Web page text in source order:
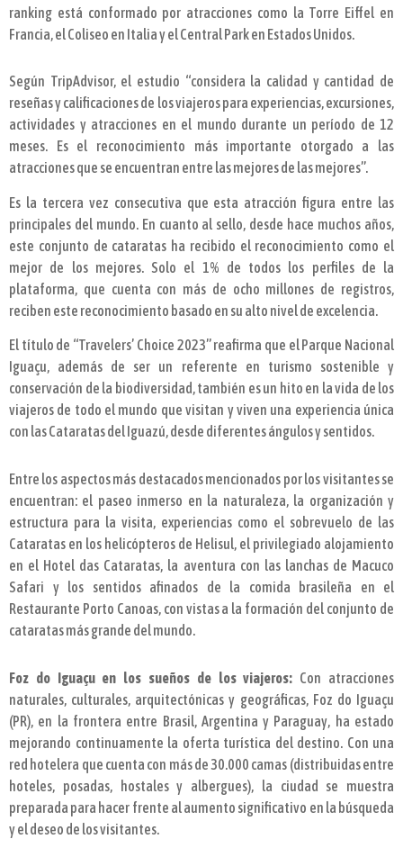
ranking está conformado por atracciones como la Torre Eiffel en
Francia, el Coliseo en Italia y el Central Park en Estados Unidos.
Según TripAdvisor, el estudio “considera la calidad y cantidad de
reseñas y calificaciones de los viajeros para experiencias, excursiones,
actividades y atracciones en el mundo durante un período de 12
meses. Es el reconocimiento más importante otorgado a las
atracciones que se encuentran entre las mejores de las mejores”.
Es la tercera vez consecutiva que esta atracción figura entre las
principales del mundo. En cuanto al sello, desde hace muchos años,
este conjunto de cataratas ha recibido el reconocimiento como el
mejor de los mejores. Solo el 1% de todos los perfiles de la
plataforma, que cuenta con más de ocho millones de registros,
reciben este reconocimiento basado en su alto nivel de excelencia.
El título de “Travelers’ Choice 2023” reafirma que el Parque Nacional
Iguaçu, además de ser un referente en turismo sostenible y
conservación de la biodiversidad, también es un hito en la vida de los
viajeros de todo el mundo que visitan y viven una experiencia única
con las Cataratas del Iguazú, desde diferentes ángulos y sentidos.
Entre los aspectos más destacados mencionados por los visitantes se
encuentran: el paseo inmerso en la naturaleza, la organización y
estructura para la visita, experiencias como el sobrevuelo de las
Cataratas en los helicópteros de Helisul, el privilegiado alojamiento
en el Hotel das Cataratas, la aventura con las lanchas de Macuco
Safari y los sentidos afinados de la comida brasileña en el
Restaurante Porto Canoas, con vistas a la formación del conjunto de
cataratas más grande del mundo.
Foz do Iguaçu en los sueños de los viajeros: Con atracciones
naturales, culturales, arquitectónicas y geográficas, Foz do Iguaçu
(PR), en la frontera entre Brasil, Argentina y Paraguay, ha estado
mejorando continuamente la oferta turística del destino. Con una
red hotelera que cuenta con más de 30.000 camas (distribuidas entre
hoteles, posadas, hostales y albergues), la ciudad se muestra
preparada para hacer frente al aumento significativo en la búsqueda
y el deseo de los visitantes.